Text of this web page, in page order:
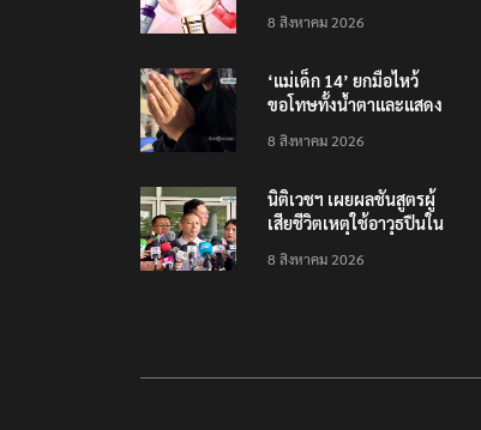
คว้าไลเซนส์ ‘กุชชี่’ 50 ปี
ตลาดไทย
8 สิงหาคม 2026
‘แม่เด็ก 14’ ยกมือไหว้
ขอโทษทั้งน้ำตาและแสดง
เสียชีวิต
8 สิงหาคม 2026
นิติเวชฯ เผยผลชันสูตรผู้
เสียชีวิตเหตุใช้อาวุธปืนใน
จุดสำคัญทั้งหมด
8 สิงหาคม 2026